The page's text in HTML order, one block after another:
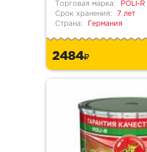
Торговая марка:
POLI-R
Срок хранения:
7 лет
Страна:
Германия
2484